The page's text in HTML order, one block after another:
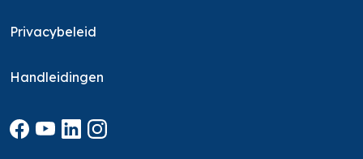
Privacybeleid
Handleidingen